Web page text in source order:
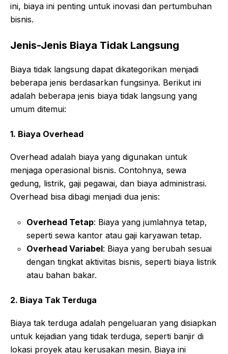
ini, biaya ini penting untuk inovasi dan pertumbuhan
bisnis.
Jenis-Jenis Biaya Tidak Langsung
Biaya tidak langsung dapat dikategorikan menjadi
beberapa jenis berdasarkan fungsinya. Berikut ini
adalah beberapa jenis biaya tidak langsung yang
umum ditemui:
1. Biaya Overhead
Overhead adalah biaya yang digunakan untuk
menjaga operasional bisnis. Contohnya, sewa
gedung, listrik, gaji pegawai, dan biaya administrasi.
Overhead bisa dibagi menjadi dua jenis:
Overhead Tetap: Biaya yang jumlahnya tetap,
seperti sewa kantor atau gaji karyawan tetap.
Overhead Variabel: Biaya yang berubah sesuai
dengan tingkat aktivitas bisnis, seperti biaya listrik
atau bahan bakar.
2. Biaya Tak Terduga
Biaya tak terduga adalah pengeluaran yang disiapkan
untuk kejadian yang tidak terduga, seperti banjir di
lokasi proyek atau kerusakan mesin. Biaya ini